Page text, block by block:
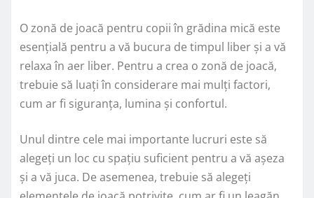
O zonă de joacă pentru copii în grădina mică este
esențială pentru a vă bucura de timpul liber și a vă
relaxa în aer liber. Pentru a crea o zonă de joacă,
trebuie să luați în considerare mai mulți factori,
cum ar fi siguranța, lumina și confortul.
Unul dintre cele mai importante lucruri este să
alegeți un loc cu spațiu suficient pentru a vă așeza
și a vă juca. De asemenea, trebuie să alegeți